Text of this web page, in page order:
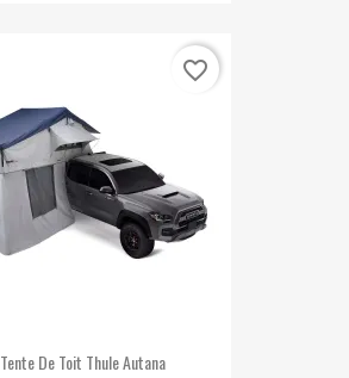
Tente De Toit Thule Autana
favorite_border